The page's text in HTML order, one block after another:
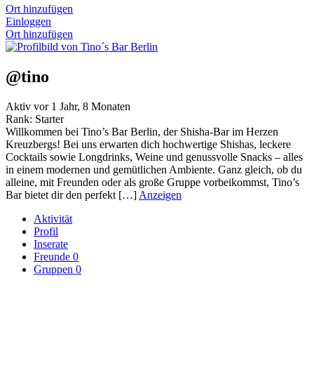
Ort hinzufügen
Einloggen
Ort hinzufügen
@tino
Aktiv vor 1 Jahr, 8 Monaten
Rank: Starter
Willkommen bei Tino’s Bar Berlin, der Shisha-Bar im Herzen
Kreuzbergs! Bei uns erwarten dich hochwertige Shishas, leckere
Cocktails sowie Longdrinks, Weine und genussvolle Snacks – alles
in einem modernen und gemütlichen Ambiente. Ganz gleich, ob du
alleine, mit Freunden oder als große Gruppe vorbeikommst, Tino’s
Bar bietet dir den perfekt […] Anzeigen
Aktivität
Profil
Inserate
Freunde 0
Gruppen 0